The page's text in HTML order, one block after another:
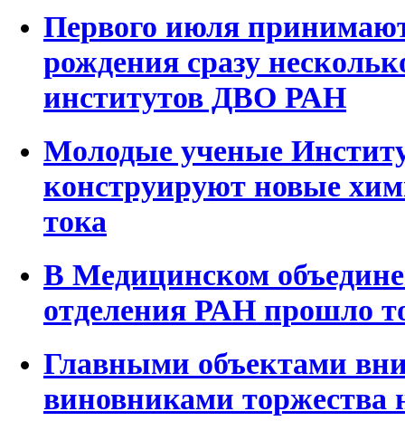
Первого июля
рождения сразу
институтов ДВО РАН
Молодые ученые
конструируют новые
тока
В Медицинском
отделения РАН прошло
Главными объектами
виновниками торжества